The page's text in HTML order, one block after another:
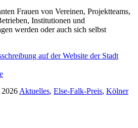
Frauen von Vereinen, Projektteams,
Institutionen und
werden oder auch sich selbst
auf der Website der Stadt
2026 Aktuelles, Else-Falk-Preis, Kölner